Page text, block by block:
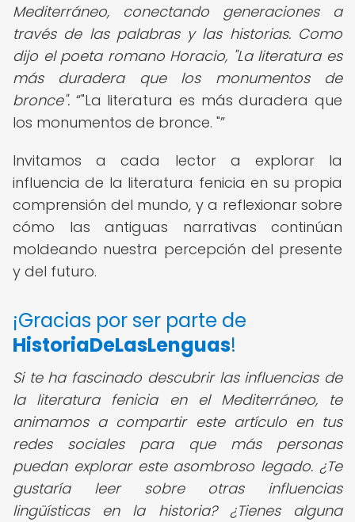
Mediterráneo, conectando generaciones a
través de las palabras y las historias. Como
dijo el poeta romano Horacio, "La literatura es
más duradera que los monumentos de
bronce". "La literatura es más duradera que
los monumentos de bronce. "
Invitamos a cada lector a explorar la
influencia de la literatura fenicia en su propia
comprensión del mundo, y a reflexionar sobre
cómo las antiguas narrativas continúan
moldeando nuestra percepción del presente
y del futuro.
¡Gracias por ser parte de
HistoriaDeLasLenguas!
Si te ha fascinado descubrir las influencias de
la literatura fenicia en el Mediterráneo, te
animamos a compartir este artículo en tus
redes sociales para que más personas
puedan explorar este asombroso legado. ¿Te
gustaría leer sobre otras influencias
lingüísticas en la historia? ¿Tienes alguna